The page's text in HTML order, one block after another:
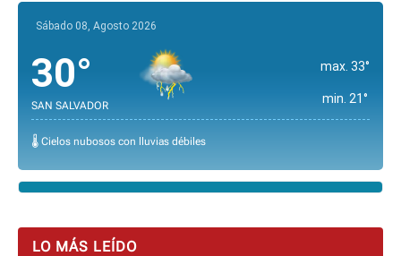
Sábado 08, Agosto 2026
30°
SAN SALVADOR
max. 33°
min. 21°
🌡️ Cielos nubosos con lluvias débiles
LO MÁS LEÍDO